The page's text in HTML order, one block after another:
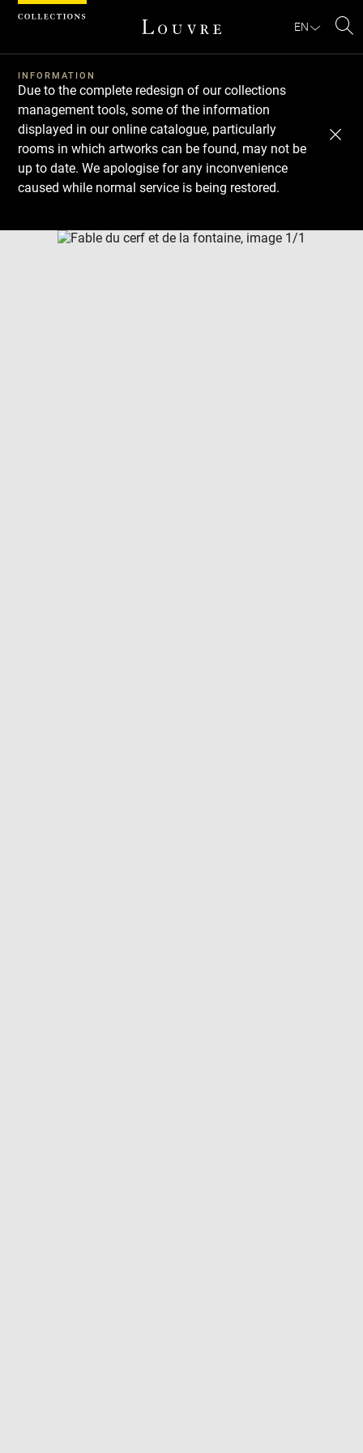
EN
INFORMATION
Due to the complete redesign of our collections
management tools, some of the information
displayed in our online catalogue, particularly
rooms in which artworks can be found, may not be
up to date. We apologise for any inconvenience
caused while normal service is being restored.
Download
Next
Previous
Cookies management panel